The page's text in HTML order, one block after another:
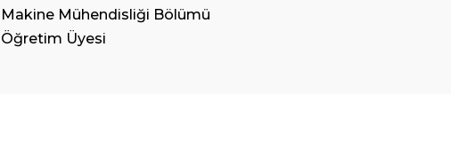
Makine Mühendisliği Bölümü
Öğretim Üyesi